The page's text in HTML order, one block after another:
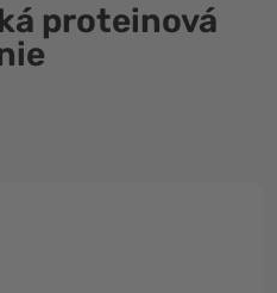
proteinová